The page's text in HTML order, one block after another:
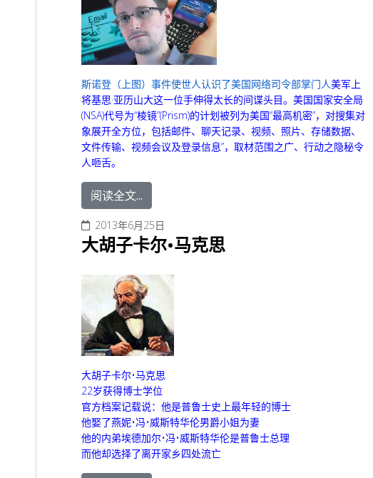
斯诺登 （上图）事件使世人认识了美国网络司令部掌门人美军上
将基思·亚历山大这一位手伸得太长的间谍头目。美国国家安全局
(NSA)代号为“棱镜”(Prism)的计划被列为美国“最高机密”，对搜集对
象展开全方位，包括邮件、聊天记录、视频、照片、存储数据、
文件传输、视频会议及登录信息”，取材范围之广、行动之隐秘令
人咂舌。
阅读全文...
2013年6月25日
大胡子卡尔•马克思
大胡子卡尔•马克思
22岁获得博士学位
官方档案记载说：他是普鲁士史上最年轻的博士
他娶了燕妮•冯•威斯特华伦男爵小姐为妻
他的内弟埃德加尔•冯•威斯特华伦是普鲁士总理
而他却选择了离开家乡四处流亡